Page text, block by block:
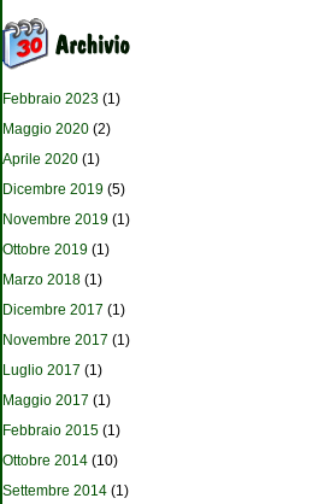
Febbraio 2023 (1)
Maggio 2020 (2)
Aprile 2020 (1)
Dicembre 2019 (5)
Novembre 2019 (1)
Ottobre 2019 (1)
Marzo 2018 (1)
Dicembre 2017 (1)
Novembre 2017 (1)
Luglio 2017 (1)
Maggio 2017 (1)
Febbraio 2015 (1)
Ottobre 2014 (10)
Settembre 2014 (1)